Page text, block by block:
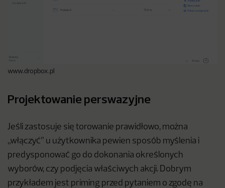
www.dropbox.pl
Projektowanie perswazyjne
Jeśli zastosuje się torowanie prawidłowo, można
„włączyć” u użytkownika pewien sposób myślenia i
predysponować go do dokonania określonych
wyborów, czy podjęcia właściwych akcji. Dobrym
przykładem jest priming przed pytaniem o zgodę na